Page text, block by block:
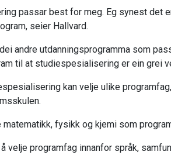
passar best for meg. Eg synest det
seier Hallvard.
andre utdanningsprogramma som
til at studiespesialisering er ein grei
kan velje ulike
matematikk, fysikk og kjemi som
velje programfag innanfor språk,